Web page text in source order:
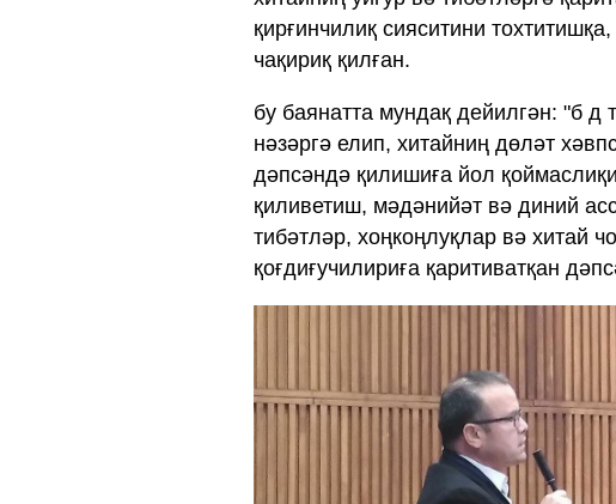
қирғинчилиқ сияситини
чақириқ қилған.
бу баянатта мундақ дейилгән: "б д
нәзәргә елип, хитайниң дөләт
дәпсәндә қилишиға йол
қиливетиш, мәдәнийәт вә диний
тибәтләр, хоңкоңлуқлар вә хитай
қоғдиғучилириға қаритиватқан